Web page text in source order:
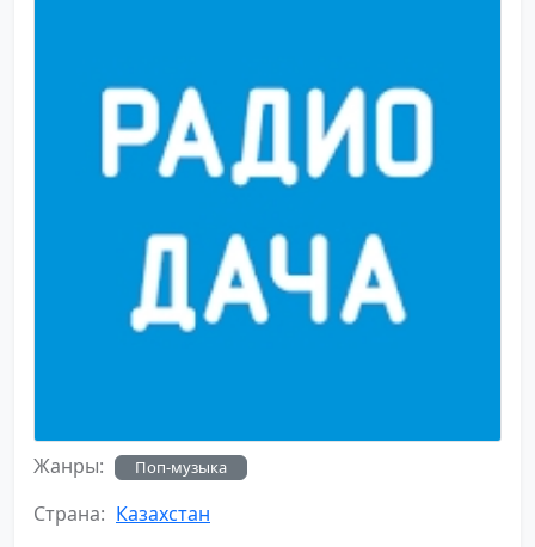
Жанры: Поп-музыка
Страна: Казахстан